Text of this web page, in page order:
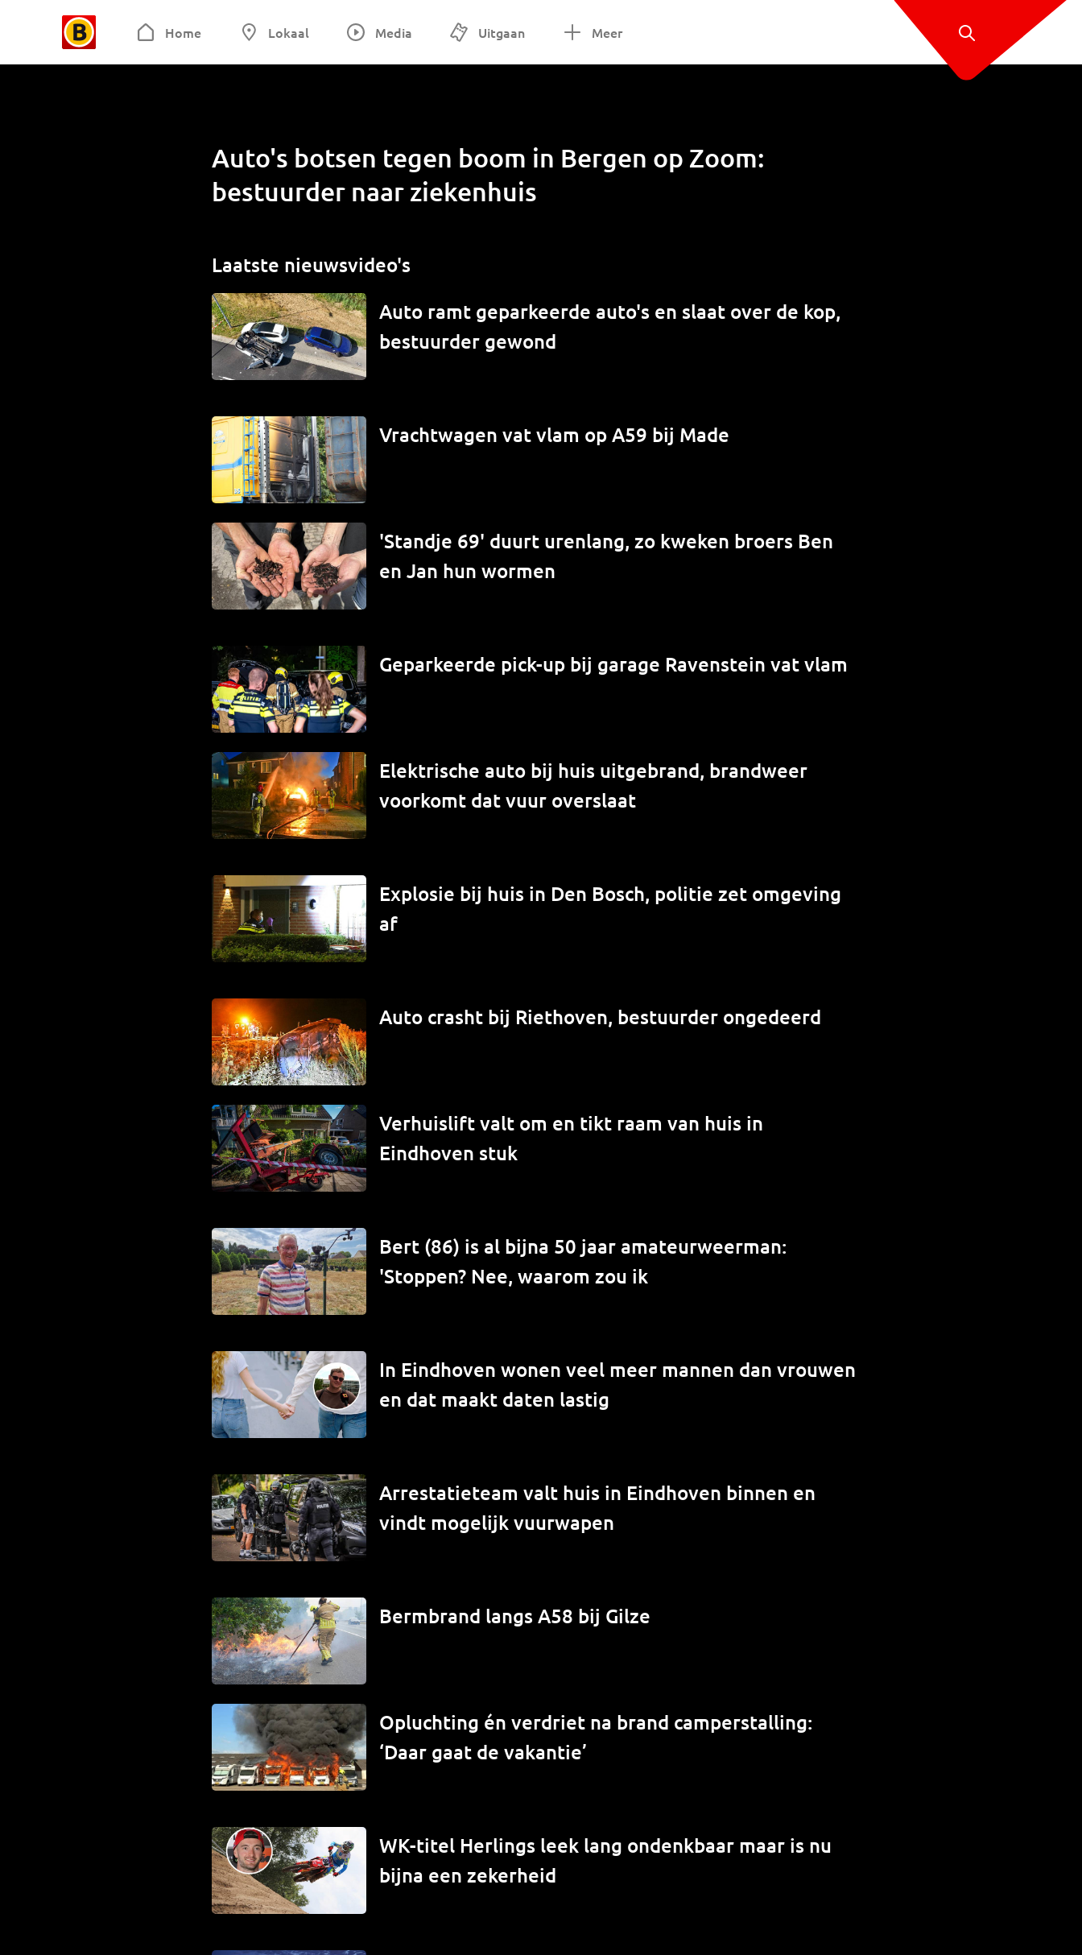
Home Lokaal Media Uitgaan Meer
Auto's botsen tegen boom in Bergen op Zoom:
bestuurder naar ziekenhuis
Laatste nieuwsvideo's
Auto ramt geparkeerde auto's en slaat over de kop,
bestuurder gewond
Vrachtwagen vat vlam op A59 bij Made
'Standje 69' duurt urenlang, zo kweken broers Ben
en Jan hun wormen
Geparkeerde pick-up bij garage Ravenstein vat vlam
Elektrische auto bij huis uitgebrand, brandweer
voorkomt dat vuur overslaat
Explosie bij huis in Den Bosch, politie zet omgeving
af
Auto crasht bij Riethoven, bestuurder ongedeerd
Verhuislift valt om en tikt raam van huis in
Eindhoven stuk
Bert (86) is al bijna 50 jaar amateurweerman:
'Stoppen? Nee, waarom zou ik
In Eindhoven wonen veel meer mannen dan vrouwen
en dat maakt daten lastig
Arrestatieteam valt huis in Eindhoven binnen en
vindt mogelijk vuurwapen
Bermbrand langs A58 bij Gilze
Opluchting én verdriet na brand camperstalling:
‘Daar gaat de vakantie’
WK-titel Herlings leek lang ondenkbaar maar is nu
bijna een zekerheid